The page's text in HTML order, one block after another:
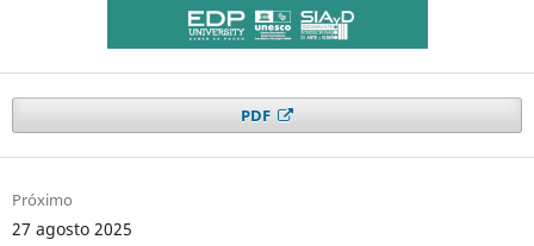
PDF
Próximo
27 agosto 2025